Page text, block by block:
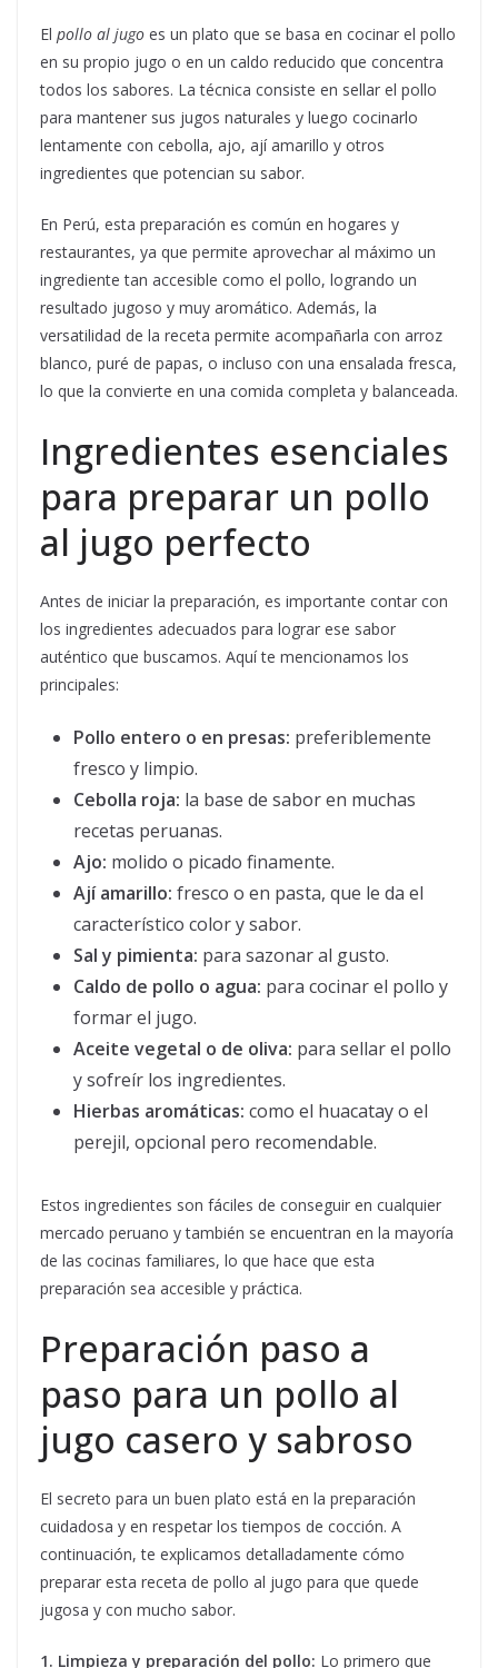
El pollo al jugo es un plato que se basa en cocinar el pollo
en su propio jugo o en un caldo reducido que concentra
todos los sabores. La técnica consiste en sellar el pollo
para mantener sus jugos naturales y luego cocinarlo
lentamente con cebolla, ajo, ají amarillo y otros
ingredientes que potencian su sabor.
En Perú, esta preparación es común en hogares y
restaurantes, ya que permite aprovechar al máximo un
ingrediente tan accesible como el pollo, logrando un
resultado jugoso y muy aromático. Además, la
versatilidad de la receta permite acompañarla con arroz
blanco, puré de papas, o incluso con una ensalada fresca,
lo que la convierte en una comida completa y balanceada.
Ingredientes esenciales
para preparar un pollo
al jugo perfecto
Antes de iniciar la preparación, es importante contar con
los ingredientes adecuados para lograr ese sabor
auténtico que buscamos. Aquí te mencionamos los
principales:
Pollo entero o en presas: preferiblemente
fresco y limpio.
Cebolla roja: la base de sabor en muchas
recetas peruanas.
Ajo: molido o picado finamente.
Ají amarillo: fresco o en pasta, que le da el
característico color y sabor.
Sal y pimienta: para sazonar al gusto.
Caldo de pollo o agua: para cocinar el pollo y
formar el jugo.
Aceite vegetal o de oliva: para sellar el pollo
y sofreír los ingredientes.
Hierbas aromáticas: como el huacatay o el
perejil, opcional pero recomendable.
Estos ingredientes son fáciles de conseguir en cualquier
mercado peruano y también se encuentran en la mayoría
de las cocinas familiares, lo que hace que esta
preparación sea accesible y práctica.
Preparación paso a
paso para un pollo al
jugo casero y sabroso
El secreto para un buen plato está en la preparación
cuidadosa y en respetar los tiempos de cocción. A
continuación, te explicamos detalladamente cómo
preparar esta receta de pollo al jugo para que quede
jugosa y con mucho sabor.
1. Limpieza y preparación del pollo: Lo primero que